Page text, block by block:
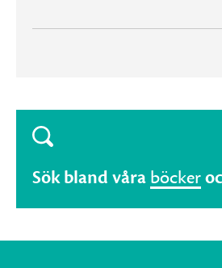
Sök bland våra böcker